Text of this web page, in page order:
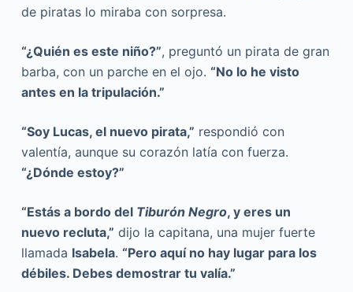
de piratas lo miraba con sorpresa.
“¿Quién es este niño?”, preguntó un pirata de gran
barba, con un parche en el ojo. “No lo he visto
antes en la tripulación.”
“Soy Lucas, el nuevo pirata,” respondió con
valentía, aunque su corazón latía con fuerza.
“¿Dónde estoy?”
“Estás a bordo del Tiburón Negro, y eres un
nuevo recluta,” dijo la capitana, una mujer fuerte
llamada Isabela. “Pero aquí no hay lugar para los
débiles. Debes demostrar tu valía.”